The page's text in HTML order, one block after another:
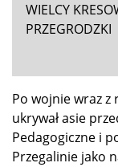
WIELCY
PRZEGRODZKI
Po wojnie wraz z
ukrywał asie
Pedagogiczne i
Przegalinie jako